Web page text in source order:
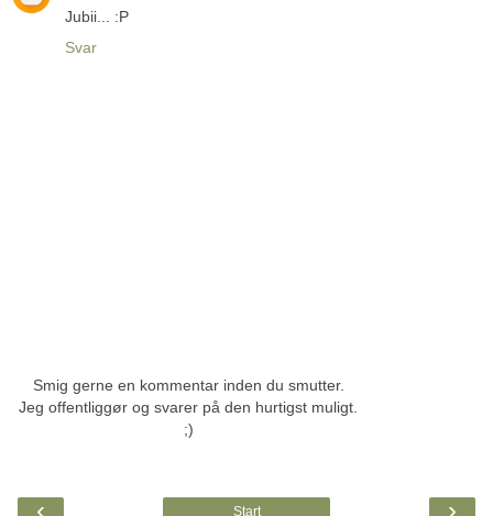
Jubii... :P
Svar
Smig gerne en kommentar inden du smutter.
Jeg offentliggør og svarer på den hurtigst muligt.
;)
‹ ›
Start